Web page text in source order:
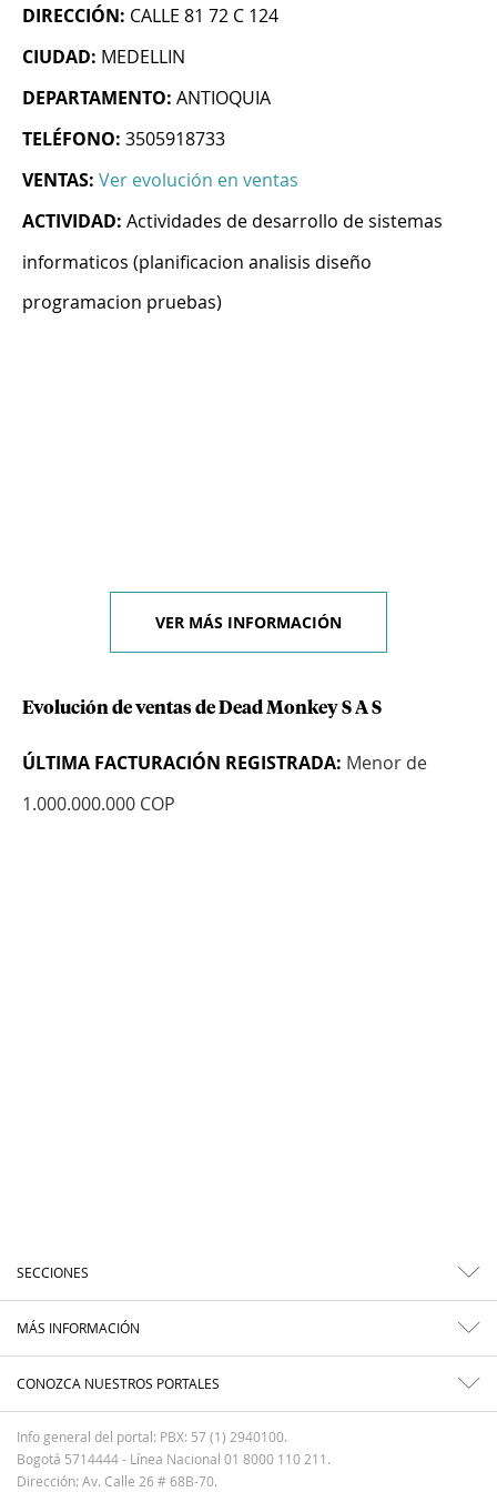
DIRECCIÓN: CALLE 81 72 C 124
CIUDAD: MEDELLIN
DEPARTAMENTO: ANTIOQUIA
TELÉFONO: 3505918733
VENTAS: Ver evolución en ventas
ACTIVIDAD: Actividades de desarrollo de sistemas
informaticos (planificacion analisis diseño
programacion pruebas)
VER MÁS INFORMACIÓN
Evolución de ventas de Dead Monkey S A S
ÚLTIMA FACTURACIÓN REGISTRADA: Menor de
1.000.000.000 COP
SECCIONES
MÁS INFORMACIÓN
CONOZCA NUESTROS PORTALES
Info general del portal: PBX: 57 (1) 2940100.
Bogotá 5714444 - Línea Nacional 01 8000 110 211.
Dirección: Av. Calle 26 # 68B-70.